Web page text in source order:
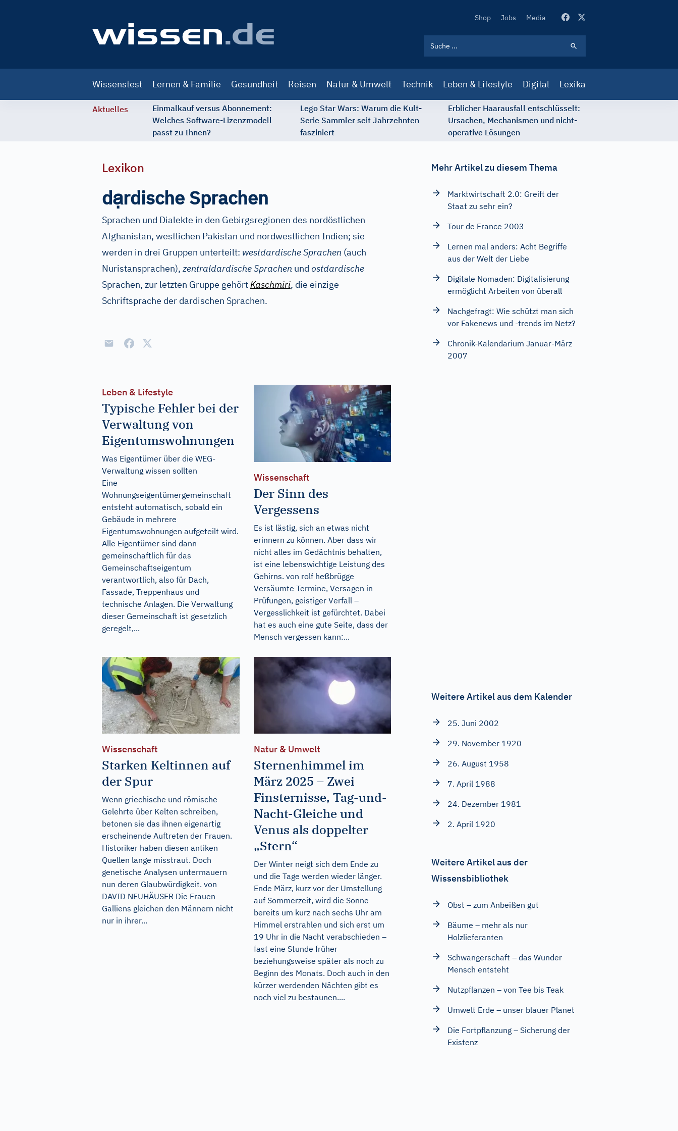
Secondary
Shop Jobs Media
navigation
Wissenstest Lernen & Familie Gesundheit Reisen Natur & Umwelt Technik Leben & Lifestyle Digital Lexika
Aktuelles
Einmalkauf versus Abonnement:
Welches Software-Lizenzmodell
passt zu Ihnen?
Lego Star Wars: Warum die Kult-
Serie Sammler seit Jahrzehnten
fasziniert
Erblicher Haarausfall entschlüsselt:
Ursachen, Mechanismen und nicht-
operative Lösungen
Lexikon
dạrdische Sprachen
Sprachen und Dialekte in den Gebirgsregionen des nordöstlichen
Afghanistan, westlichen Pakistan und nordwestlichen Indien; sie
werden in drei Gruppen unterteilt: westdardische Sprachen (auch
Nuristansprachen), zentraldardische Sprachen und ostdardische
Sprachen, zur letzten Gruppe gehörtKaschmiri, die einzige
Schriftsprache der dardischen Sprachen.
Leben & Lifestyle
Typische Fehler bei der
Verwaltung von
Eigentumswohnungen
Was Eigentümer über die WEG-
Verwaltung wissen sollten
Eine
Wohnungseigentümergemeinschaft
entsteht automatisch, sobald ein
Gebäude in mehrere
Eigentumswohnungen aufgeteilt wird.
Alle Eigentümer sind dann
gemeinschaftlich für das
Gemeinschaftseigentum
verantwortlich, also für Dach,
Fassade, Treppenhaus und
technische Anlagen. Die Verwaltung
dieser Gemeinschaft ist gesetzlich
geregelt,...
Wissenschaft
Der Sinn des
Vergessens
Es ist lästig, sich an etwas nicht
erinnern zu können. Aber dass wir
nicht alles im Gedächtnis behalten,
ist eine lebenswichtige Leistung des
Gehirns. von rolf heßbrügge
Versäumte Termine, Versagen in
Prüfungen, geistiger Verfall –
Vergesslichkeit ist gefürchtet. Dabei
hat es auch eine gute Seite, dass der
Mensch vergessen kann:...
Wissenschaft
Starken Keltinnen auf
der Spur
Wenn griechische und römische
Gelehrte über Kelten schreiben,
betonen sie das ihnen eigenartig
erscheinende Auftreten der Frauen.
Historiker haben diesen antiken
Quellen lange misstraut. Doch
genetische Analysen untermauern
nun deren Glaubwürdigkeit. von
DAVID NEUHÄUSER Die Frauen
Galliens gleichen den Männern nicht
nur in ihrer...
Natur & Umwelt
Sternenhimmel im
März 2025 – Zwei
Finsternisse, Tag-und-
Nacht-Gleiche und
Venus als doppelter
„Stern“
Der Winter neigt sich dem Ende zu
und die Tage werden wieder länger.
Ende März, kurz vor der Umstellung
auf Sommerzeit, wird die Sonne
bereits um kurz nach sechs Uhr am
Himmel erstrahlen und sich erst um
19 Uhr in die Nacht verabschieden –
fast eine Stunde früher
beziehungsweise später als noch zu
Beginn des Monats. Doch auch in den
kürzer werdenden Nächten gibt es
noch viel zu bestaunen....
Mehr Artikel zu diesem Thema
Marktwirtschaft 2.0: Greift der
Staat zu sehr ein?
Tour de France 2003
Lernen mal anders: Acht Begriffe
aus der Welt der Liebe
Digitale Nomaden: Digitalisierung
ermöglicht Arbeiten von überall
Nachgefragt: Wie schützt man sich
vor Fakenews und -trends im Netz?
Chronik-Kalendarium Januar-März
2007
Weitere Artikel aus dem Kalender
25. Juni 2002
29. November 1920
26. August 1958
7. April 1988
24. Dezember 1981
2. April 1920
Weitere Artikel aus der
Wissensbibliothek
Obst – zum Anbeißen gut
Bäume – mehr als nur
Holzlieferanten
Schwangerschaft – das Wunder
Mensch entsteht
Nutzpflanzen – von Tee bis Teak
Umwelt Erde – unser blauer Planet
Die Fortpflanzung – Sicherung der
Existenz